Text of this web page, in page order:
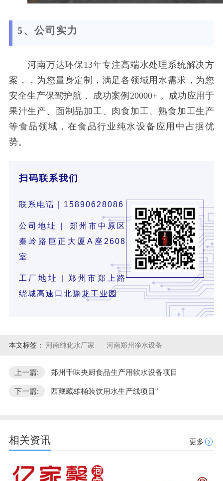
5、公司实力
河南万达环保13年专注高端水处理系统解决方
案，，为您量身定制，满足各领域用水需求，为您
安全生产保驾护航， 成功案例20000+ 。成功应用于
果汁生产、面制品加工、肉食加工、熟食加工生产
等食品领域，在食品行业纯水设备应用中占据优
势。
扫码联系我们
联系电话 | 15890628086
公司地址 |
郑州市中原区
秦岭路巨正大厦A座2608
室
工厂地址 | 郑州市郑上路
绕城高速口北豫龙工业园
本文标签： 河南纯化水厂家 河南郑州净水设备
上一篇: 郑州千味央厨食品生产用软水设备项目
下一篇: 西藏藏雄桶装饮用水生产线项目"
相关资讯 更多